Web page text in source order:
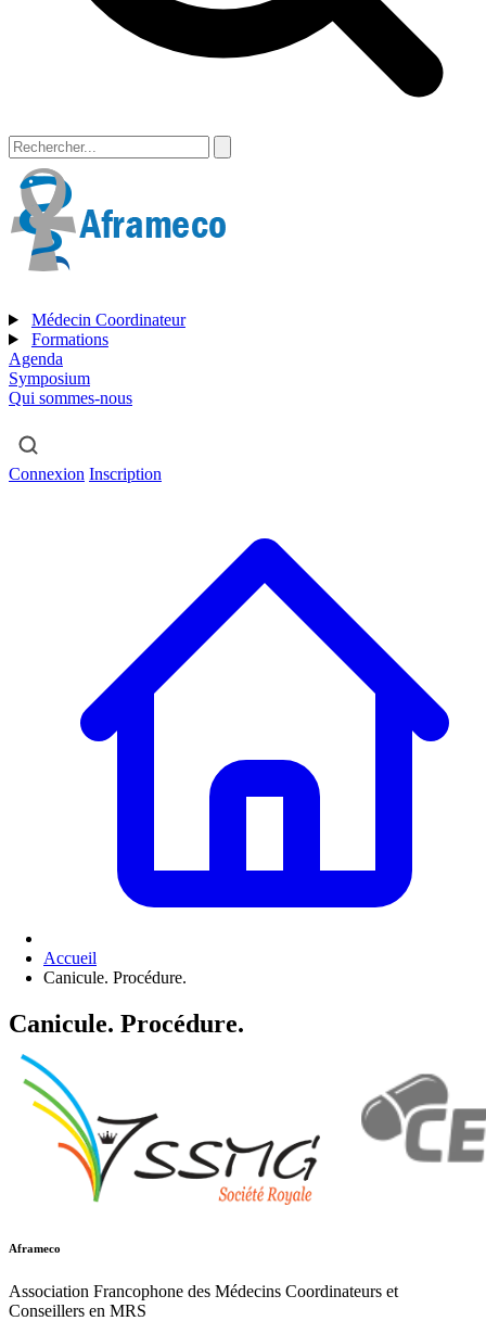
Médecin Coordinateur
Formations
Agenda
Symposium
Qui sommes-nous
Connexion Inscription
Accueil
Canicule. Procédure.
Canicule. Procédure.
Aframeco
Association Francophone des Médecins Coordinateurs et
Conseillers en MRS